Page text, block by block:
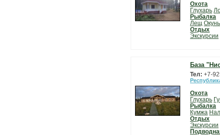
Охота
Глухарь
Рыбалка
Лещ Окунь
Отдых
Экскурсии
База
Тел: +7-
Охота
Глухарь
Рыбалка
Кумжа
Отдых
Экскурсии